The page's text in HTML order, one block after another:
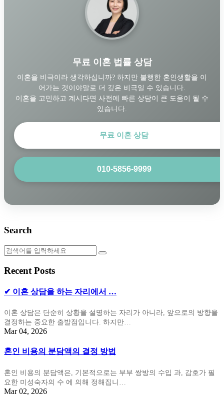
무료 이혼 법률 상담
이혼을 비극이라 생각하십니까? 하지만 불행한 혼인생활을 이
어가는 것이야말로 더 깊은 비극일 수 있습니다.
이혼을 고민하고 계시다면 사전에 빠른 상담이 큰 도움이 될 수
있습니다.
무료 이혼 상담
010-5856-9999
Search
Recent Posts
✔ 이혼 상담을 하는 자리에서 …
이혼 상담은 단순히 상황을 설명하는 자리가 아니라, 앞으로의 방향을
결정하는 중요한 출발점입니다. 하지만…
Mar 04, 2026
혼인 비용의 분담액의 결정 방법
혼인 비용의 분담액은, 기본적으로는 부부 쌍방의 수입 과, 감호가 필
요한 미성숙자의 수 에 의해 정해집니…
Mar 02, 2026